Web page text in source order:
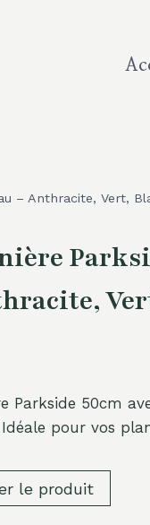
– Anthracite, Vert,
Parkside 50cm
pour vos
le produit